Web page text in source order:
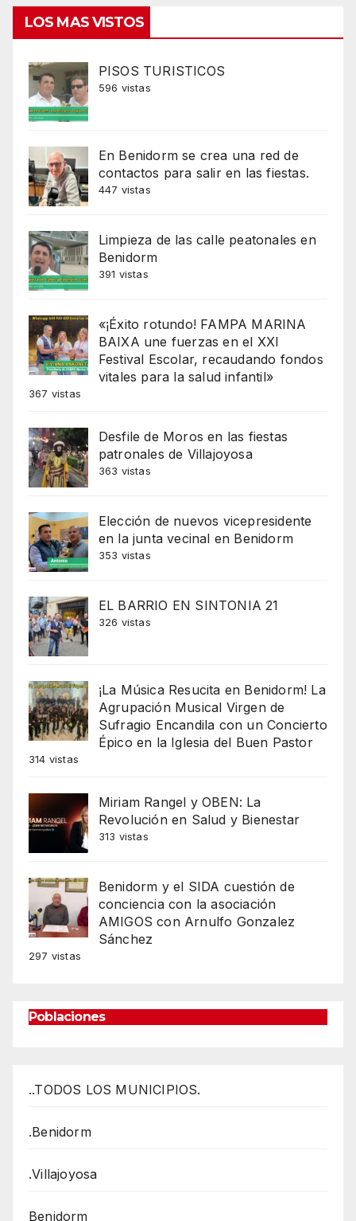
LOS MAS VISTOS
PISOS TURISTICOS
596 vistas
En Benidorm se crea una red de
contactos para salir en las fiestas.
447 vistas
Limpieza de las calle peatonales en
Benidorm
391 vistas
«¡Éxito rotundo! FAMPA MARINA
BAIXA une fuerzas en el XXI
Festival Escolar, recaudando fondos
vitales para la salud infantil»
367 vistas
Desfile de Moros en las fiestas
patronales de Villajoyosa
363 vistas
Elección de nuevos vicepresidente
en la junta vecinal en Benidorm
353 vistas
EL BARRIO EN SINTONIA 21
326 vistas
¡La Música Resucita en Benidorm! La
Agrupación Musical Virgen de
Sufragio Encandila con un Concierto
Épico en la Iglesia del Buen Pastor
314 vistas
Miriam Rangel y OBEN: La
Revolución en Salud y Bienestar
313 vistas
Benidorm y el SIDA cuestión de
conciencia con la asociación
AMIGOS con Arnulfo Gonzalez
Sánchez
297 vistas
Poblaciones
..TODOS LOS MUNICIPIOS.
.Benidorm
.Villajoyosa
Benidorm